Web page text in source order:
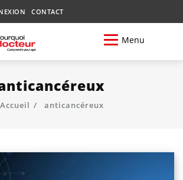
CONTACT
Menu
Accueil anticancéreux